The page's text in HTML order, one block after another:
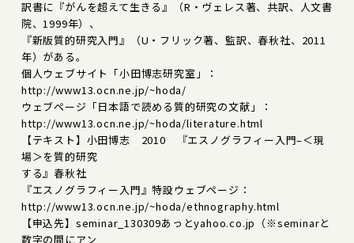
訳書に『がんを超えて生きる』（R・ヴェレス著、共訳、人文書
院、1999年）、
『新版質的研究入門』（U・フリック著、監訳、春秋社、2011
年）がある。
個人ウェブサイト「小田博志研究室」：
http://www13.ocn.ne.jp/~hoda/
ウェブページ「日本語で読める質的研究の文献」：
http://www13.ocn.ne.jp/~hoda/literature.html
【テキスト】小田博志 2010 『エスノグラフィー入門–＜現
場＞を質的研究
する』春秋社
『エスノグラフィー入門』特設ウェブページ：
http://www13.ocn.ne.jp/~hoda/ethnography.html
【申込先】seminar_130309あっとyahoo.co.jp（※seminarと
数字の間にアン